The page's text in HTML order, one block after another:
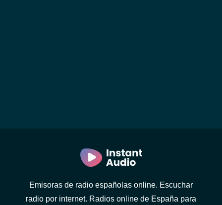
Emisoras de radio españolas online. Escuchar
radio por internet. Radios online de España para